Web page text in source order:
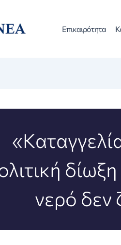
Επικαιρότητα
νερό δεν